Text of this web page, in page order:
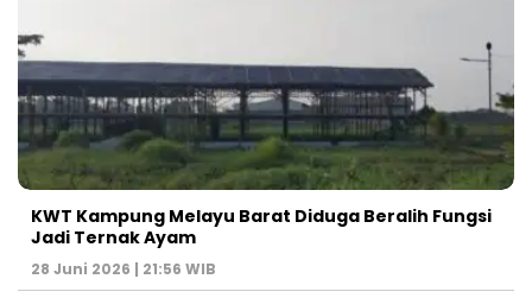
KWT Kampung Melayu Barat Diduga Beralih Fungsi
Jadi Ternak Ayam
28 Juni 2026 | 21:56 WIB